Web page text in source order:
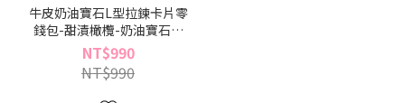
牛皮奶油寶石L型拉鍊卡片零
錢包-甜漬橄欖-奶油寶石系
列(BB96485-26)
NT$990
NT$990